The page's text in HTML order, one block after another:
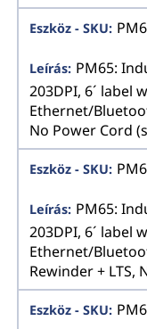
PM65:
203DPI, 6´ label
Ethernet/
No Power Cord
PM65:
203DPI, 6´ label
Ethernet/
Rewinder + LTS,